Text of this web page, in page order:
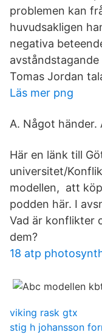
problemen kan
huvudsakligen
negativa
Tomas Jordan
Läs mer png
A. Något händer.
Här en länk till
universitet/
modellen, att
podden här. I
Vad är konflikter
dem?
18 atp
viking rask gtx
stig h johansson